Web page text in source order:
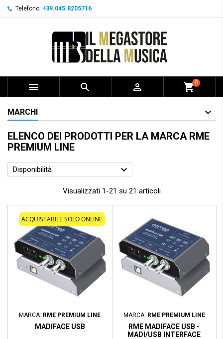
Telefono: +39.045.8205716
   shopping_cart0
MARCHI
ELENCO DEI PRODOTTI PER LA MARCA RME
PREMIUM LINE
Disponibilità 
Visualizzati 1-21 su 21 articoli
ACQUISTABILE SOLO ONLINE
MARCA: RME PREMIUM LINE
MADIFACE USB
MARCA: RME PREMIUM LINE
RME MADIFACE USB -
MADI/USB INTERFACE